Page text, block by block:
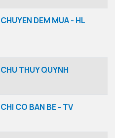
CHUYEN DEM MUA - HL
CHU THUY QUYNH
CHI CO BAN BE - TV